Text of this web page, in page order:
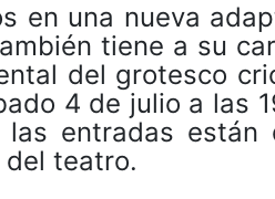
en una nueva
tiene a su
del grotesco
4 de julio a las
las entradas
teatro.